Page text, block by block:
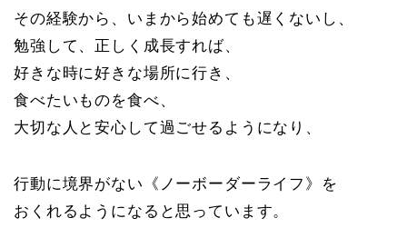
その経験から、いまから始めても遅くないし、
勉強して、正しく成長すれば、
好きな時に好きな場所に行き、
食べたいものを食べ、
大切な人と安心して過ごせるようになり、
行動に境界がない《ノーボーダーライフ》を
おくれるようになると思っています。